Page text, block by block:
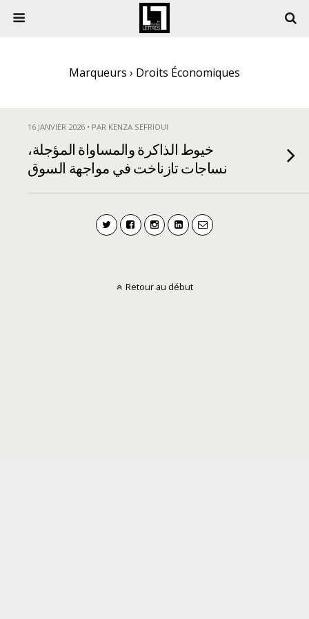
Marqueurs › Droits Économiques
16 JANVIER 2026 • PAR KENZA SEFRIOUI
خيوط الذاكرة والمساواة المؤجلة،
نساجات تازناخت في مواجهة السوق
Retour au début